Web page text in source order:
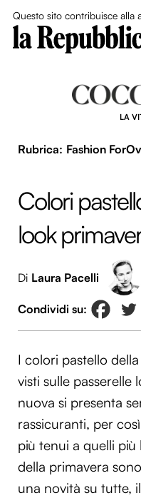
Questo sito contribuisce alla
LA
Fashion
Colori
look
Di Laura Pacelli
I colori pastello della
visti sulle passerelle
nuova si presenta
rassicuranti, per
più tenui a quelli
della primavera
una novità su tutte,